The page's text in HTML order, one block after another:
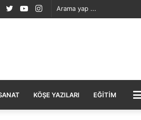
Instagram
YouTube
Twitter
KÖŞE YAZILARI EĞITIM